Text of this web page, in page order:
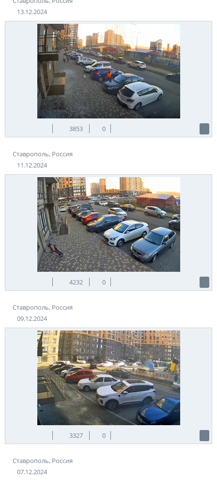
13.12.2024
3853 0
Ставрополь, Россия
11.12.2024
4232 0
Ставрополь, Россия
09.12.2024
3327 0
Ставрополь, Россия
07.12.2024